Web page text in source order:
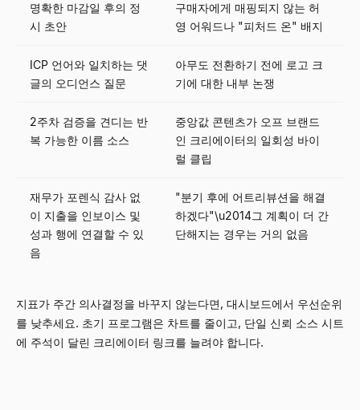
명확한 마감일 후의 정
시 초안
구매자에게 매핑되지 않는 허
영 어워드나 "피처드 온" 배지
ICP 언어와 일치하는 댓
글의 오디언스 질문
아무도 전환하기 전에 로고 크
기에 대한 내부 논쟁
2주차 검증을 견디는 반
복 가능한 이름 소스
중앙값 콘텐츠가 오프 브랜드
인 크리에이터의 일회성 바이
럴 클립
재무가 포렌식 감사 없
이 지출을 인보이스 및
성과 행에 연결할 수 있
음
"분기 후에 어트리뷰션을 해결
하겠다"\u2014그 계획이 더 간
단해지는 경우는 거의 없음
지표가 주간 의사결정을 바꾸지 않는다면, 대시보드에서 우선순위
를 낮추세요. 초기 프로그램은 차트를 줄이고, 단일 신뢰 소스 시트
에 주석이 달린 크리에이터 링크를 늘려야 합니다.